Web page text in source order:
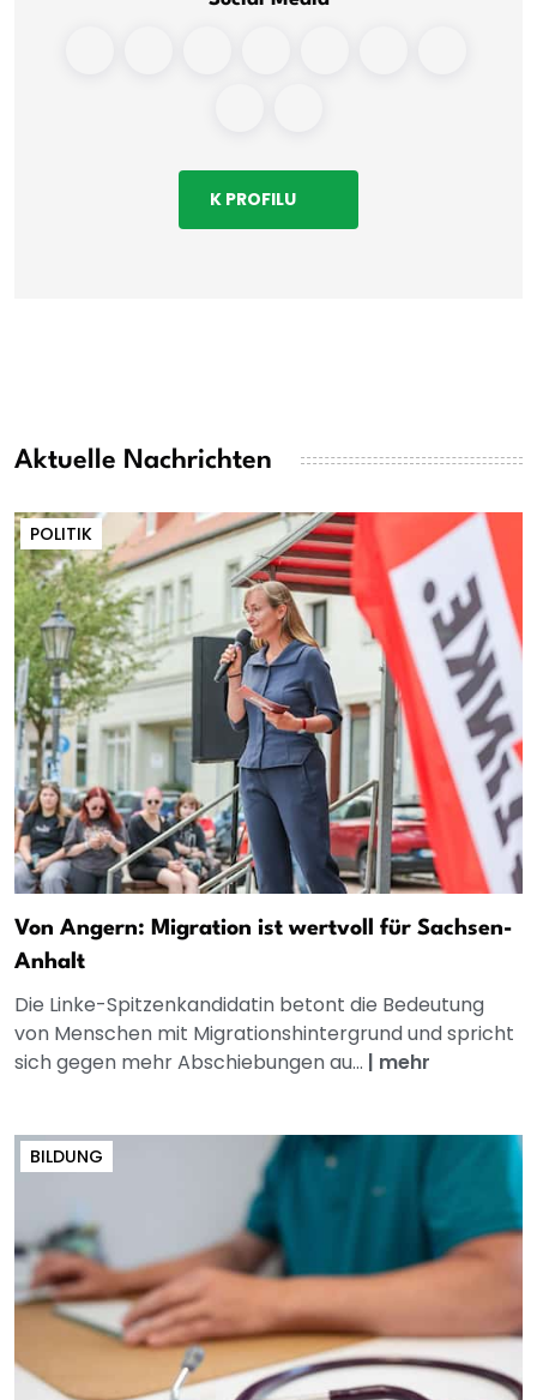
K PROFILU
Aktuelle Nachrichten
POLITIK
Von Angern: Migration ist wertvoll für Sachsen-
Anhalt
Die Linke-Spitzenkandidatin betont die Bedeutung
von Menschen mit Migrationshintergrund und spricht
sich gegen mehr Abschiebungen au... | mehr
BILDUNG